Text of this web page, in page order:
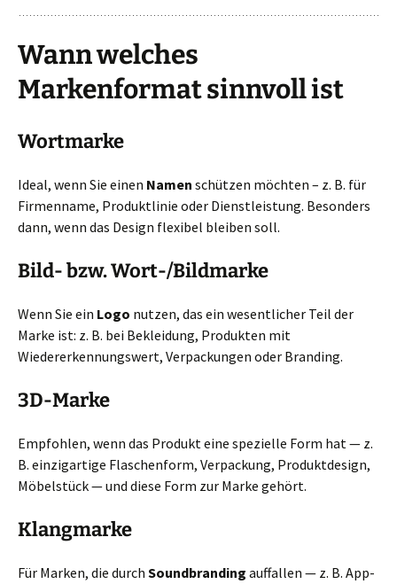
Wann welches
Markenformat sinnvoll ist
Wortmarke
Ideal, wenn Sie einen Namen schützen möchten – z. B. für
Firmenname, Produktlinie oder Dienstleistung. Besonders
dann, wenn das Design flexibel bleiben soll.
Bild- bzw. Wort-/Bildmarke
Wenn Sie ein Logo nutzen, das ein wesentlicher Teil der
Marke ist: z. B. bei Bekleidung, Produkten mit
Wiedererkennungswert, Verpackungen oder Branding.
3D-Marke
Empfohlen, wenn das Produkt eine spezielle Form hat — z.
B. einzigartige Flaschenform, Verpackung, Produktdesign,
Möbelstück — und diese Form zur Marke gehört.
Klangmarke
Für Marken, die durch Soundbranding auffallen — z. B. App-